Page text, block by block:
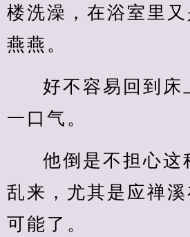
楼洗澡，在浴室里
燕燕。
好不容易回到床
一口气。
他倒是不担心这
乱来，尤其是应禅
可能了。